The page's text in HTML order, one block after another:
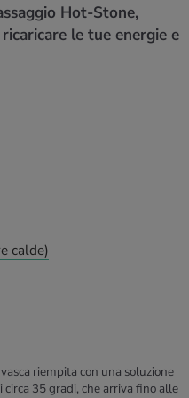
Hot-Stone,
le tue energie e
calde)
riempita con una soluzione
35 gradi, che arriva fino alle